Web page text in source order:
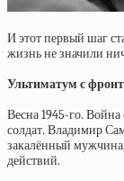
И этот первый шаг
жизнь не значили
Ультиматум с
Весна 1945-го.
солдат. Владимир
закалённый
действий.